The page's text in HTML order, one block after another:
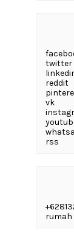
twitter
reddit
vk
rss
rumah